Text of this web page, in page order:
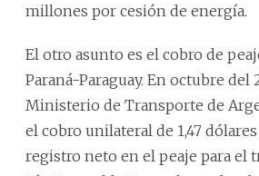
millones por cesión de energía.
El otro asunto es el cobro de
Paraná-Paraguay. En octubre del
Ministerio de Transporte de
el cobro unilateral de 1,47
registro neto en el peaje para el